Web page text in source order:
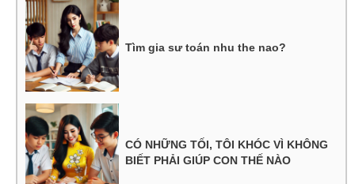
Tìm gia sư toán nhu the nao?
CÓ NHỮNG TỐI, TÔI KHÓC VÌ KHÔNG
BIẾT PHẢI GIÚP CON THẾ NÀO